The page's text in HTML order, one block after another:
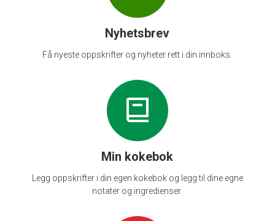
Nyhetsbrev
Få nyeste oppskrifter og nyheter rett i din innboks.
Min kokebok
Legg oppskrifter i din egen kokebok og legg til dine egne
notater og ingredienser.